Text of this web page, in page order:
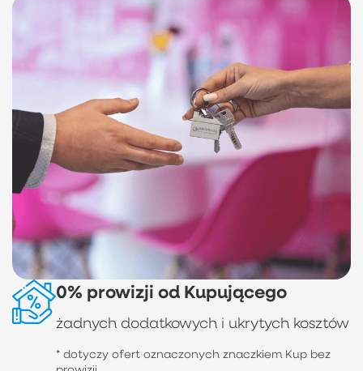
0% prowizji od Kupującego
żadnych dodatkowych i ukrytych kosztów
* dotyczy ofert oznaczonych znaczkiem Kup bez